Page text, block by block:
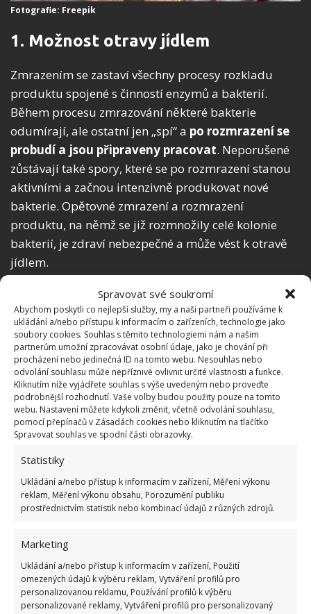
Spravovat své soukromí
Abychom poskytli co nejlepší služby, my a naši partneři používáme k
ukládání a/nebo přístupu k informacím o zařízeních, technologie jako
soubory cookies. Souhlas s těmito technologiemi nám a našim
partnerům umožní zpracovávat osobní údaje, jako je chování při
procházení nebo jedinečná ID na tomto webu. Nesouhlas nebo
odvolání souhlasu může nepříznivě ovlivnit určité vlastnosti a funkce.
Kliknutím níže vyjádřete souhlas s výše uvedeným nebo proveďte
podrobnější rozhodnutí. Vaše volby budou použity pouze na tomto
webu. Nastavení můžete kdykoli změnit, včetně odvolání souhlasu,
pomocí přepínačů v Zásadách cookies nebo kliknutím na tlačítko
Spravovat souhlas ve spodní části obrazovky.
Statistiky
Ukládání a/nebo přístup k informacím v zařízení, Měření výkonu
reklam, Měření výkonu obsahu, Porozumění publiku
prostřednictvím statistik nebo kombinací údajů z různých zdrojů.
Marketing
Ukládání a/nebo přístup k informacím v zařízení, Použití
omezených údajů k výběru reklam, Vytváření profilů pro
personalizovanou reklamu, Používání profilů k výběru
personalizované reklamy, Vytváření profilů pro personalizovaný
Fotografie: Freepik
1. Možnost otravy jídlem
Zmrazením se zastaví všechny procesy rozkladu
produktu spojené s činností enzymů a bakterií.
Během procesu zmrazování některé bakterie
odumírají, ale ostatní jen „spí“ a po rozmrazení se
probudí a jsou připraveny pracovat. Neporušené
zůstávají také spory, které se po rozmrazení stanou
aktivními a začnou intenzivně produkovat nové
bakterie. Opětovné zmrazení a rozmrazení
produktu, na němž se již rozmnožily celé kolonie
bakterií, je zdraví nebezpečné a může vést k otravě
jídlem.
2. Změny chuti a textury
Zmrazování mění strukturu některých potravin,
zejména těch, které obsahují hodně vody, jako je
ovoce, zelenina nebo maso. Obrazně řečeno,
mrznoucí buněčné tekutiny rozkládají buněčné
stěny, čímž se potravina stává kašovitější. Po
rozmrazení zůstává část tekutin mezi tkáňovými
vlákny. Při opětovném zmrazení potravin se tekutiny
mění v ledové krystalky, které se zvětšují a vedou k
další destrukci tkání. V důsledku toho je jídlo méně
chutné a jeho konzistence není ideální.